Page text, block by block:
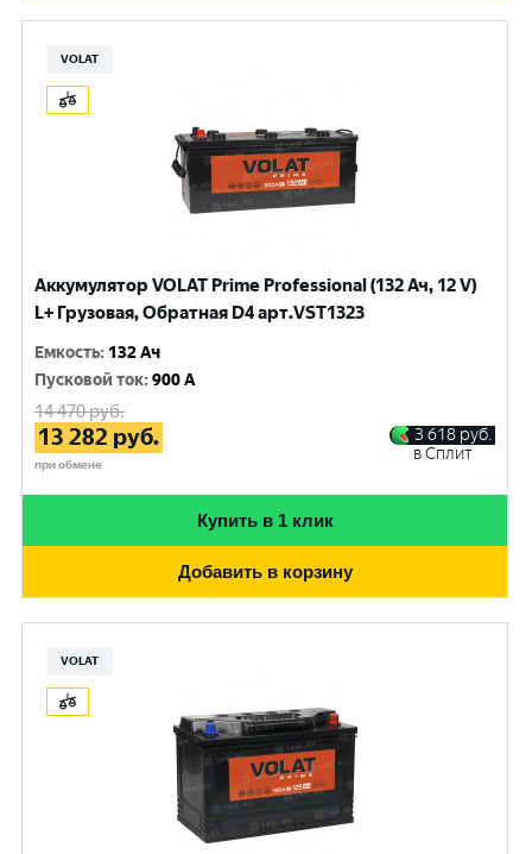
VOLAT
Аккумулятор VOLAT Prime Professional (132 Ач, 12 V)
L+ Грузовая, Обратная D4 арт.VST1323
Емкость: 132 Ач
Пусковой ток:900 A
14 470руб.
13 282 руб.
при обмене
3 618 руб.
в Сплит
Купить в 1 клик
Добавить в корзину
VOLAT